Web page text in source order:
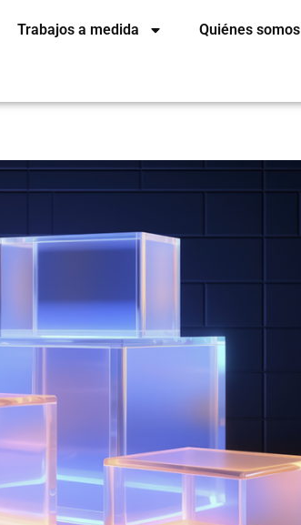
Trabajos a medida Quiénes somos